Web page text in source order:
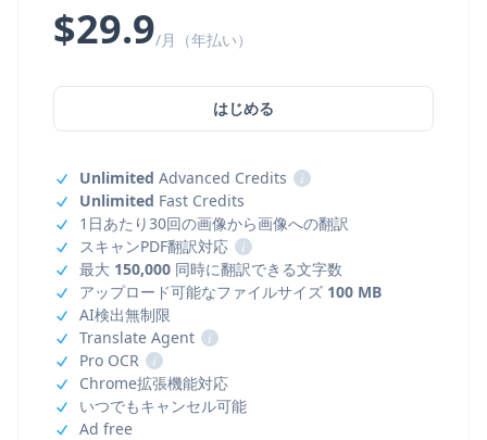
$29.9/月（年払い）
はじめる
Unlimited Advanced Credits
i
Unlimited Fast Credits
1日あたり30回の画像から画像への翻訳
スキャンPDF翻訳対応
i
最大 150,000 同時に翻訳できる文字数
アップロード可能なファイルサイズ 100 MB
AI検出無制限
Translate Agent
i
Pro OCR
i
Chrome拡張機能対応
いつでもキャンセル可能
Ad free